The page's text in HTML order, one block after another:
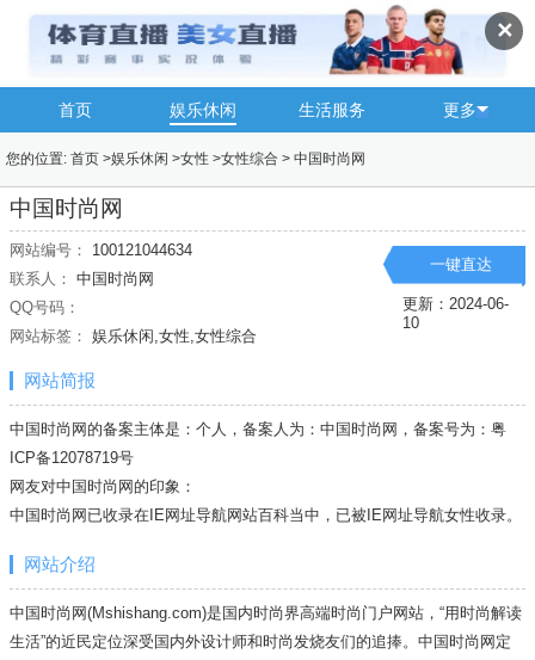
✕
首页 娱乐休闲 生活服务 更多
您的位置: 首页 >娱乐休闲 >女性 >女性综合 > 中国时尚网
中国时尚网
网站编号：
100121044634
联系人： 中国时尚网
QQ号码：
网站标签： 娱乐休闲,女性,女性综合
一键直达
更新：2024-06-
10
网站简报
中国时尚网的备案主体是：个人，备案人为：中国时尚网，备案号为：粤
ICP备12078719号
网友对中国时尚网的印象：
中国时尚网已收录在IE网址导航网站百科当中，已被IE网址导航女性收录。
网站介绍
中国时尚网(Mshishang.com)是国内时尚界高端时尚门户网站，“用时尚解读
生活”的近民定位深受国内外设计师和时尚发烧友们的追捧。中国时尚网定